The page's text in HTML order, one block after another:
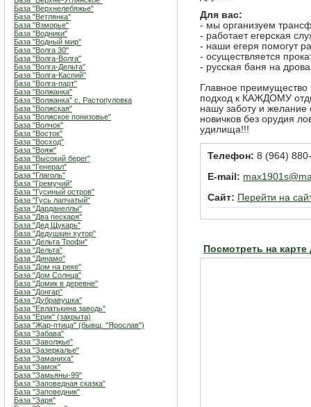
База "Верхнелебяжье"
База "Ветлянка"
База "Взморье"
База "Водники"
База "Водный мир"
База "Волга 30"
База "Волга-Волга"
База "Волга-Дельта"
База "Волга-Каспий"
База "Волга-парт"
База "Волжанка"
База "Волжанка" с. Растопуловка
База "Волжская"
База "Волжское понизовье"
База "Волчок"
База "Восток"
База "Восход"
База "Вояж"
База "Высокий берег"
База "Генерал"
База "Глаголь"
База "Гремучий"
База "Гусиный остров"
База "Гусь лапчатый"
База "Дарданеллы"
База "Два пескаря"
База "Дед Щукарь"
База "Дедушкин хутор"
База "Дельта Трофи"
База "Дельта"
База "Динамо"
База "Дом на реке"
База "Дом Солнца"
База "Домик в деревне"
База "Донгар"
База "Дубравушка"
База "Евлатькина заводь"
База "Ерик" (закрыта)
База "Жар-птица" (бывш. "Ярослав")
База "Забава"
База "Заволжье"
База "Зазеркалье"
База "Заманиха"
База "Замок"
База "Замьяны-99"
База "Заповедная сказка"
База "Заповедник"
База "Заря"
Для вас:
- мы организуем
- работает егерская
- наши егеря помогут
- осуществляется
- русская баня на
Главное
подход к КАЖДОМУ
нашу заботу и
новичков без орудия
удилища!!!
Телефон: 8 (964)
E-mail:
Сайт: Перейти на
Посмотреть на